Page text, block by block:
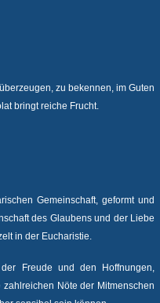
zu bekennen, im Guten
bringt reiche Frucht.
Gemeinschaft, geformt und
des Glaubens und der Liebe
in der Eucharistie.
Freude und den Hoffnungen,
Nöte der Mitmenschen